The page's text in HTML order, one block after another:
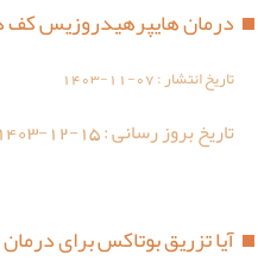
درمان هایپرهیدروزیس کف
تاریخ انتشار :1403-11-07
تاریخ بروز رسانی :1403-12-15
آیا تزریق بوتاکس برای